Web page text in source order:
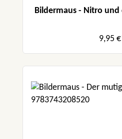
Bildermaus - Nitro
9,95